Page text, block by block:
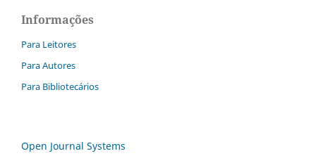
Informações
Para Leitores
Para Autores
Para Bibliotecários
Open Journal Systems